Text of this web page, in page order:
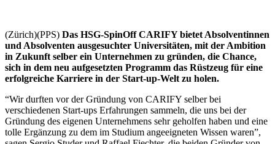
(Zürich)(PPS) Das HSG-SpinOff CARIFY bietet Absolventinnen
und Absolventen ausgesuchter Universitäten, mit der Ambition
in Zukunft selber ein Unternehmen zu gründen, die Chance,
sich in dem neu aufgesetzten Programm das Rüstzeug für eine
erfolgreiche Karriere in der Start-up-Welt zu holen.
“Wir durften vor der Gründung von CARIFY selber bei
verschiedenen Start-ups Erfahrungen sammeln, die uns bei der
Gründung des eigenen Unternehmens sehr geholfen haben und eine
tolle Ergänzung zu dem im Studium angeeigneten Wissen waren”,